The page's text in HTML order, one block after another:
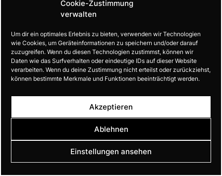
Cookie-Zustimmung
verwalten
Um dir ein optimales Erlebnis zu bieten, verwenden wir Technologien
wie Cookies, um Geräteinformationen zu speichern und/oder darauf
zuzugreifen. Wenn du diesen Technologien zustimmst, können wir
Daten wie das Surfverhalten oder eindeutige IDs auf dieser Website
verarbeiten. Wenn du deine Zustimmung nicht erteilst oder zurückziehst,
können bestimmte Merkmale und Funktionen beeinträchtigt werden.
Akzeptieren
Ablehnen
Einstellungen ansehen